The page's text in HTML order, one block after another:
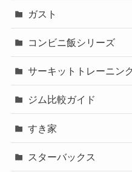
ガスト
コンビニ飯シリーズ
サーキットトレーニン
ジム比較ガイド
すき家
スターバックス